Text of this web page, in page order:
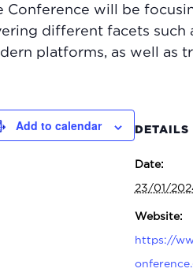
Conference will be
different facets such
platforms, as well as
Add to calendar DETAILS
Date:
23/01/
Website:
https://